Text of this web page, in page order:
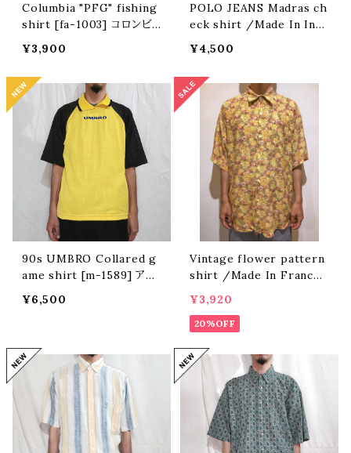
Columbia "PFG" fishing
shirt [fa-1003] コロンビ
¥3,900
POLO JEANS Madras ch
eck shirt /Made In Indi
¥4,500
90s UMBRO Collared g
ame shirt [m-1589] アン
¥6,500
Vintage flower pattern
shirt /Made In France
¥3,920
20%OFF